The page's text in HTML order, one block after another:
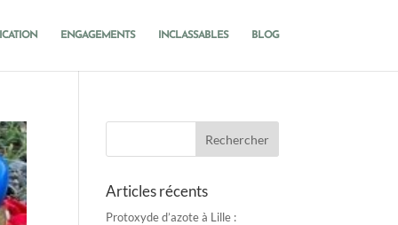
ENGAGEMENTS INCLASSABLES BLOG
Articles récents
Protoxyde d’azote à Lille :